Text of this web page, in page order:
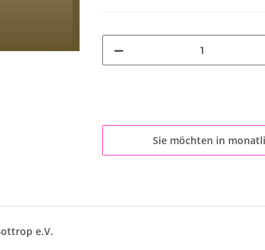
Sie möchten in
e.V.